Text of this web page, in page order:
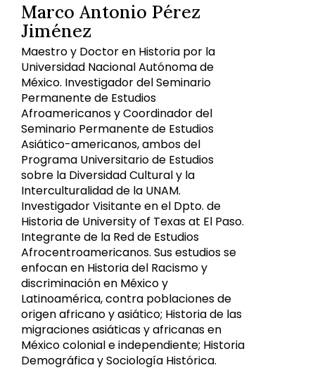
Marco Antonio Pérez
Jiménez
Maestro y Doctor en Historia por la
Universidad Nacional Autónoma de
México. Investigador del Seminario
Permanente de Estudios
Afroamericanos y Coordinador del
Seminario Permanente de Estudios
Asiático-americanos, ambos del
Programa Universitario de Estudios
sobre la Diversidad Cultural y la
Interculturalidad de la UNAM.
Investigador Visitante en el Dpto. de
Historia de University of Texas at El Paso.
Integrante de la Red de Estudios
Afrocentroamericanos. Sus estudios se
enfocan en Historia del Racismo y
discriminación en México y
Latinoamérica, contra poblaciones de
origen africano y asiático; Historia de las
migraciones asiáticas y africanas en
México colonial e independiente; Historia
Demográfica y Sociología Histórica.